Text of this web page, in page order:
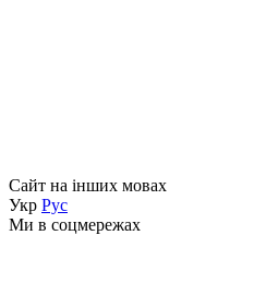
Сайт на інших мовах
Укр Рус
Ми в соцмережах